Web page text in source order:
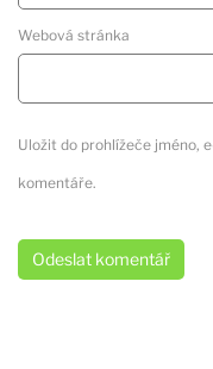
Webová stránka
Uložit do prohlížeče jméno,
komentáře.